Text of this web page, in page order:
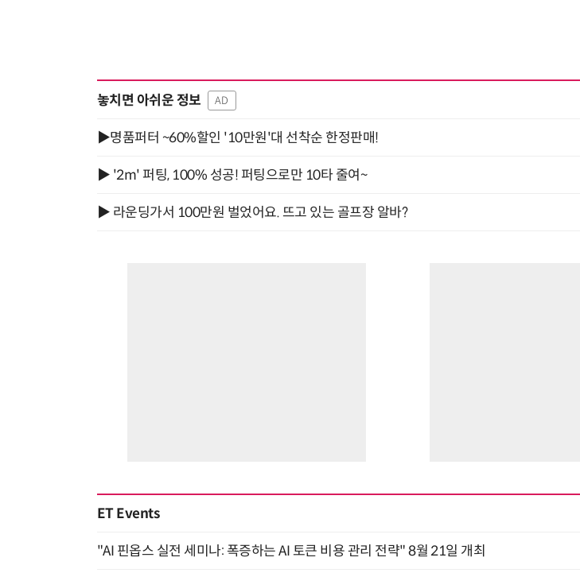
놓치면 아쉬운 정보 AD
▶명품퍼터 ~60%할인 '10만원'대 선착순 한정판매!
▶ '2m' 퍼팅, 100% 성공! 퍼팅으로만 10타 줄여~
▶ 라운딩가서 100만원 벌었어요. 뜨고 있는 골프장 알바?
ET Events
"AI 핀옵스 실전 세미나: 폭증하는 AI 토큰 비용 관리 전략" 8월 21일 개최